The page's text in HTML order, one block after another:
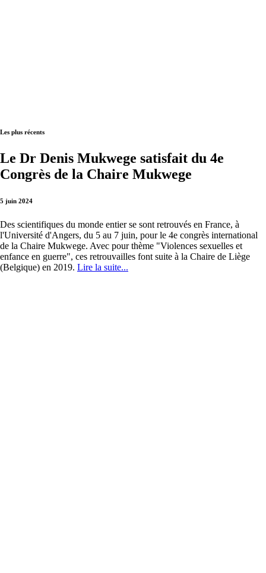
Les plus récents
Le Dr Denis Mukwege satisfait du 4e
Congrès de la Chaire Mukwege
5 juin 2024
Des scientifiques du monde entier se sont retrouvés en France, à
l'Université d'Angers, du 5 au 7 juin, pour le 4e congrès international
de la Chaire Mukwege. Avec pour thème "Violences sexuelles et
enfance en guerre", ces retrouvailles font suite à la Chaire de Liège
(Belgique) en 2019. Lire la suite...